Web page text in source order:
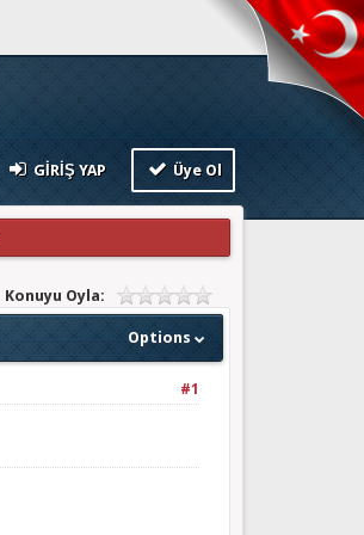
GIRIŞ YAP Üye Ol
Konuyu Oyla:
Options
#1